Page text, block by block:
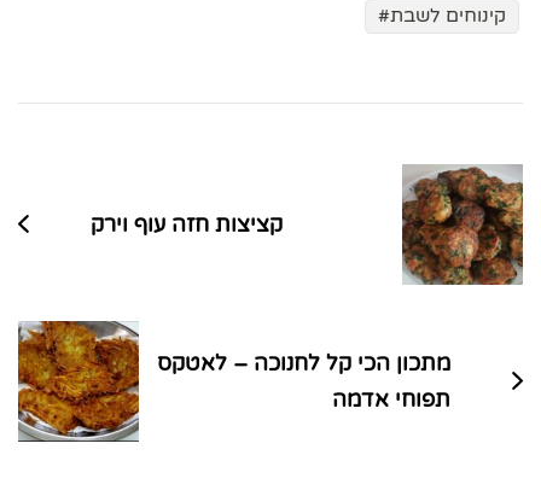
קינוחים לשבת
בפוסטים
קציצות חזה עוף וירק
מתכון הכי קל לחנוכה – לאטקס
תפוחי אדמה